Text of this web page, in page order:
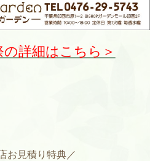
の詳細はこちら＞
お見積り特典／